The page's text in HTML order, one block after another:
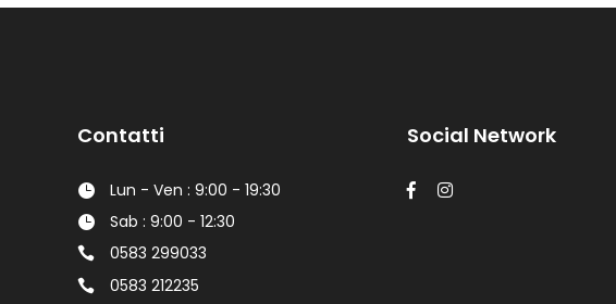
Contatti
Lun - Ven : 9:00 - 19:30
Sab : 9:00 - 12:30
0583 299033
0583 212235
Social Network